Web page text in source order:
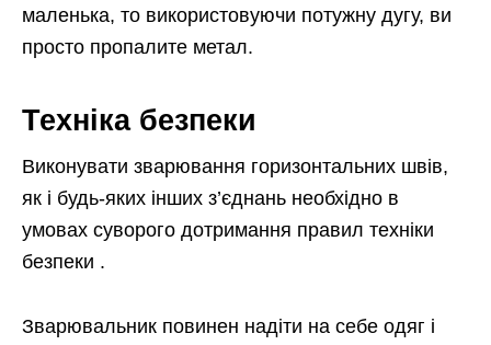
маленька, то використовуючи потужну дугу, ви
просто пропалите метал.
Техніка безпеки
Виконувати зварювання горизонтальних швів,
як і будь-яких інших з’єднань необхідно в
умовах суворого дотримання правил техніки
безпеки .
Зварювальник повинен надіти на себе одяг і